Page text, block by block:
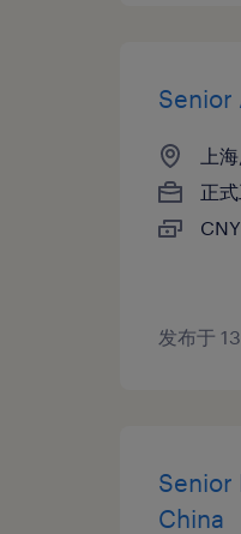
Senior
上
正
发布于
Senior
China